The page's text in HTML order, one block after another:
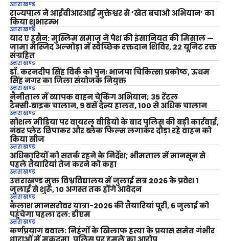
उत्तराखण्ड
राज्यपाल ने आईवीआरआई मुक्तेश्वर से ‘खेत बचाओ अभियान’ का
किया शुभारम्भ
उत्तराखण्ड
याद ए हुसैन: मुस्लिम समाज ने पेश की इंसानियत की मिसाल —
जामा मस्जिद अल्मोड़ा में स्वैच्छिक रक्तदान शिविर, 22 यूनिट रक्त
संग्रहित
उत्तराखण्ड
डॉ. करनदीप सिंह विर्क को पुनः भाजपा चिकित्सा प्रकोष्ठ, ऊधम
सिंह नगर का जिला संयोजक नियुक्त
उत्तराखण्ड
नैनीताल में व्यापक वाहन चेकिंग अभियान; 35 रेंटल
टैक्सी‑बाइक चालान, 9 बसें दैन्य हालत, 100 से अधिक चालान
उत्तराखण्ड
सोशल मीडिया पर वायरल वीडियो के बाद पुलिस की बड़ी कार्रवाई,
नंबर प्लेट छिपाकर और ब्लैक फिल्म लगाकर दौड़ा रहे वाहन को
किया सीज
उत्तराखण्ड
अधिकारियों को सतर्क रहने के निर्देश; भीमताल में मानसून से
पहले तैयारियां तेज करने को कहा
उत्तराखण्ड
उत्तराखण्ड मुक्त विश्वविद्यालय में जुलाई सत्र 2026 के प्रवेश 1
जुलाई से शुरू, 10 अगस्त तक होंगे आवेदन
उत्तराखण्ड
कैलाश मानसरोवर यात्रा-2026 की तैयारियां पूरी, 6 जुलाई को
पहुंचेगा पहला दल: डीएम
उत्तराखण्ड
कर्णप्रयाग बवाल: निहंगों के खिलाफ हत्या के प्रयास समेत गंभीर